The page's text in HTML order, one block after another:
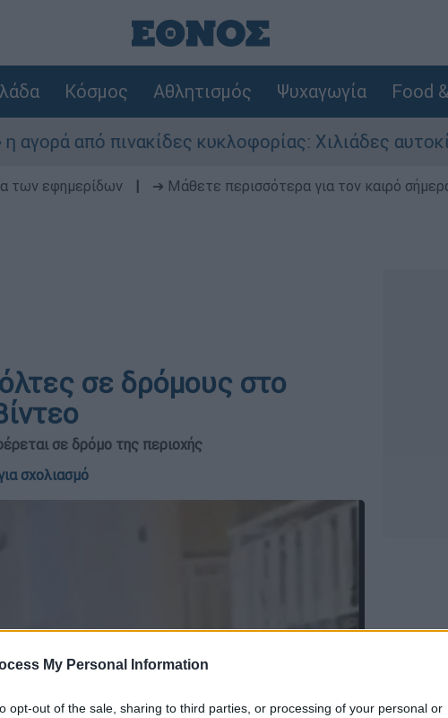
My Personal Information
opt-out of the sale, sharing to third parties, or processing of your personal or
Κόσμος Αθλητισμός Ψυχαγωγία Food
από πινακίδες κυκλοφορίας: Χιλιάδες αυτοκίνητα
των εφημερίδων ➔ Μάθετε περισσότερα για τον καιρό
σε δρόμους στο
σε δρόμο της περιοχής
σχολιασμό